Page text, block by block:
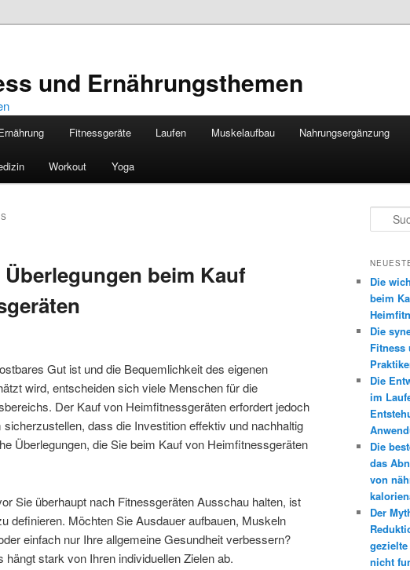
und Ernährungsthemen
Fitnessgeräte Laufen Muskelaufbau Nahrungsergänzung
Workout Yoga
beim Kauf
Gut ist und die Bequemlichkeit des eigenen
wird, entscheiden sich viele Menschen für die
Der Kauf von Heimfitnessgeräten erfordert jedoch
dass die Investition effektiv und nachhaltig
Überlegungen, die Sie beim Kauf von Heimfitnessgeräten
Sie überhaupt nach Fitnessgeräten Ausschau halten, ist
definieren. Möchten Sie Ausdauer aufbauen, Muskeln
einfach nur Ihre allgemeine Gesundheit verbessern?
hängt stark von Ihren individuellen Zielen ab.
u
h
n
Die
beim
Die
Fitness
Die
im
Die
das
von
Der
nicht